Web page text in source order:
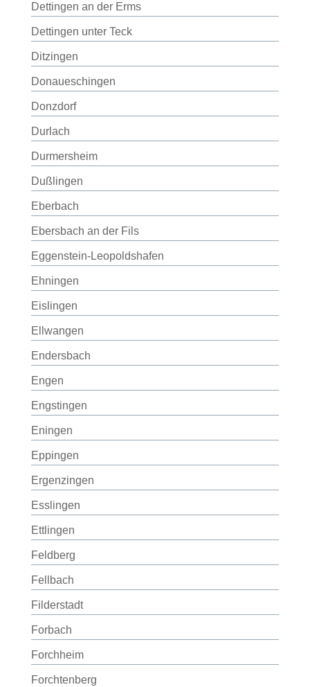
Dettingen an der Erms
Dettingen unter Teck
Ditzingen
Donaueschingen
Donzdorf
Durlach
Durmersheim
Dußlingen
Eberbach
Ebersbach an der Fils
Eggenstein-Leopoldshafen
Ehningen
Eislingen
Ellwangen
Endersbach
Engen
Engstingen
Eningen
Eppingen
Ergenzingen
Esslingen
Ettlingen
Feldberg
Fellbach
Filderstadt
Forbach
Forchheim
Forchtenberg